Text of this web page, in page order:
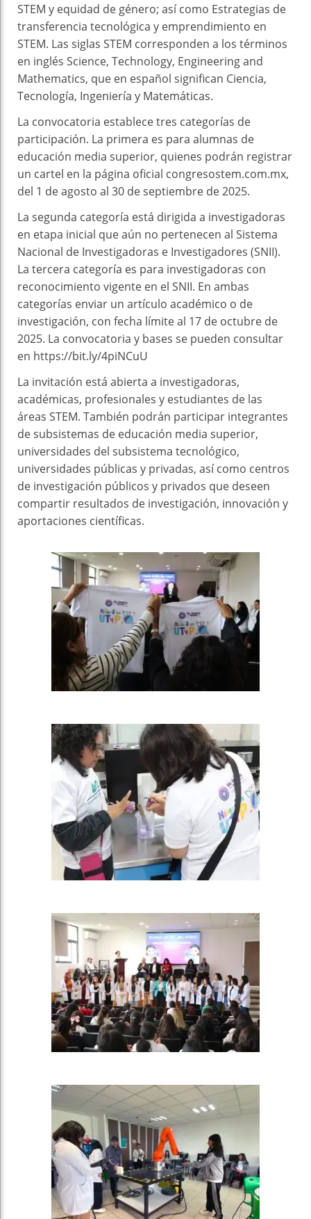
STEM y equidad de género; así como Estrategias de
transferencia tecnológica y emprendimiento en
STEM. Las siglas STEM corresponden a los términos
en inglés Science, Technology, Engineering and
Mathematics, que en español significan Ciencia,
Tecnología, Ingeniería y Matemáticas.
La convocatoria establece tres categorías de
participación. La primera es para alumnas de
educación media superior, quienes podrán registrar
un cartel en la página oficial congresostem.com.mx,
del 1 de agosto al 30 de septiembre de 2025.
La segunda categoría está dirigida a investigadoras
en etapa inicial que aún no pertenecen al Sistema
Nacional de Investigadoras e Investigadores (SNII).
La tercera categoría es para investigadoras con
reconocimiento vigente en el SNII. En ambas
categorías enviar un artículo académico o de
investigación, con fecha límite al 17 de octubre de
2025. La convocatoria y bases se pueden consultar
en https://bit.ly/4piNCuU
La invitación está abierta a investigadoras,
académicas, profesionales y estudiantes de las
áreas STEM. También podrán participar integrantes
de subsistemas de educación media superior,
universidades del subsistema tecnológico,
universidades públicas y privadas, así como centros
de investigación públicos y privados que deseen
compartir resultados de investigación, innovación y
aportaciones científicas.